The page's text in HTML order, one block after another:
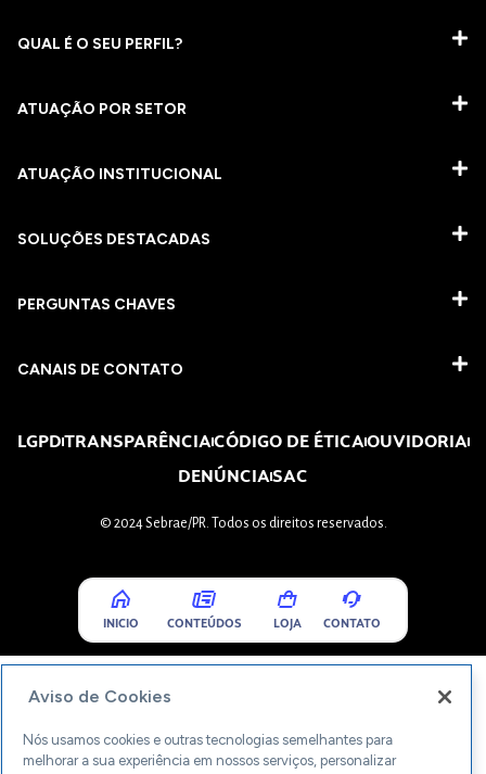
QUAL É O SEU PERFIL?
ATUAÇÃO POR SETOR
ATUAÇÃO INSTITUCIONAL
SOLUÇÕES DESTACADAS
PERGUNTAS CHAVES​
CANAIS DE CONTATO
LGPDTRANSPARÊNCIACÓDIGO DE ÉTICAOUVIDORIA
DENÚNCIASAC
© 2024 Sebrae/PR. Todos os direitos reservados.
INICIO CONTEÚDOS LOJA CONTATO
Aviso de Cookies
Nós usamos cookies e outras tecnologias semelhantes para
melhorar a sua experiência em nossos serviços, personalizar